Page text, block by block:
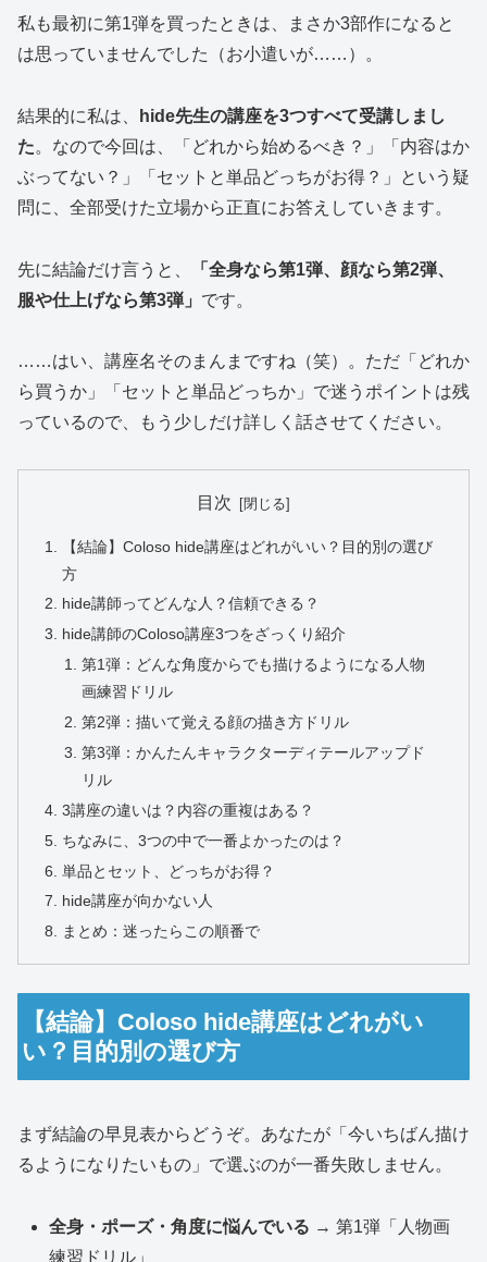
私も最初に第1弾を買ったときは、まさか3部作になると
は思っていませんでした（お小遣いが……）。
結果的に私は、
hide先生の講座を3つすべて受講しまし
た。なので今回は、「どれから始めるべき？」「内容はか
ぶってない？」「セットと単品どっちがお得？」という疑
問に、全部受けた立場から正直にお答えしていきます。
先に結論だけ言うと、
「全身なら第1弾、顔なら第2弾、
服や仕上げなら第3弾」 です。
……はい、講座名そのまんまですね（笑）。ただ「どれか
ら買うか」「セットと単品どっちか」で迷うポイントは残
っているので、もう少しだけ詳しく話させてください。
目次
【結論】Coloso hide講座はどれがいい？目的別の選び
方
hide講師ってどんな人？信頼できる？
hide講師のColoso講座3つをざっくり紹介
第1弾：どんな角度からでも描けるようになる人物
画練習ドリル
第2弾：描いて覚える顔の描き方ドリル
第3弾：かんたんキャラクターディテールアップド
リル
3講座の違いは？内容の重複はある？
ちなみに、3つの中で一番よかったのは？
単品とセット、どっちがお得？
hide講座が向かない人
まとめ：迷ったらこの順番で
【結論】Coloso hide講座はどれがい
い？目的別の選び方
まず結論の早見表からどうぞ。あなたが「今いちばん描け
るようになりたいもの」で選ぶのが一番失敗しません。
全身・ポーズ・角度に悩んでいる → 第1弾「人物画
練習ドリル」